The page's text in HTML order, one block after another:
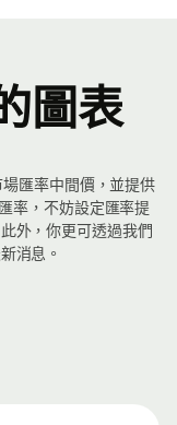
圖表
匯率中間價，並提供
率，不妨設定匯率提
外，你更可透過我們
消息。